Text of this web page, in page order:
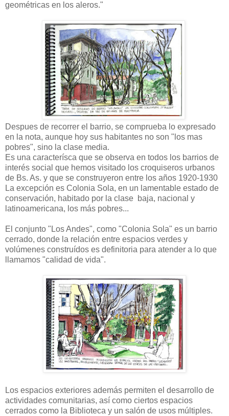
geométricas en los aleros."
Despues de recorrer el barrio, se comprueba lo expresado
en la nota, aunque hoy sus habitantes no son "los mas
pobres", sino la clase media.
Es una caracterísca que se observa en todos los barrios de
interés social que hemos visitado los croquiseros urbanos
de Bs. As. y que se construyeron entre los años 1920-1930
La excepción es Colonia Sola, en un lamentable estado de
conservación, habitado por la clase baja, nacional y
latinoamericana, los más pobres...
El conjunto "Los Andes", como "Colonia Sola" es un barrio
cerrado, donde la relación entre espacios verdes y
volúmenes construídos es definitoria para atender a lo que
llamamos "calidad de vida".
Los espacios exteriores además permiten el desarrollo de
actividades comunitarias, así como ciertos espacios
cerrados como la Biblioteca y un salón de usos múltiples.